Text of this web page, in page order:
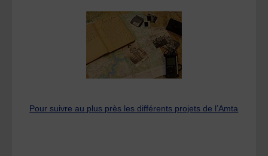
Pour suivre au plus près les différents projets de l’Amta